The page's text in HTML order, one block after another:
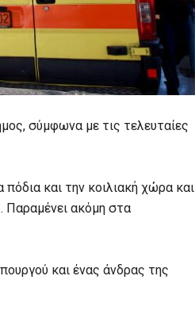
σύμφωνα με τις τελευταίες
και την κοιλιακή χώρα και
Παραμένει ακόμη στα
και ένας άνδρας της